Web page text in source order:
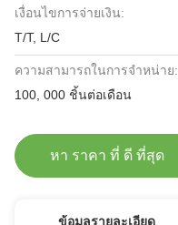
เงื่อนไขการจ่ายเงิน:
T/T, L/C
ความสามารถในการจําหน่าย:
100, 000 ชิ้นต่อเดือน
หา ราคา ที่ ดี ที่สุด
ข้อมูลรายละเอียด